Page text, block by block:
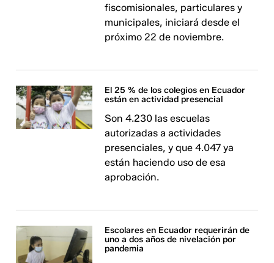
fiscomisionales, particulares y
municipales, iniciará desde el
próximo 22 de noviembre.
El 25 % de los colegios en Ecuador
están en actividad presencial
Son 4.230 las escuelas
autorizadas a actividades
presenciales, y que 4.047 ya
están haciendo uso de esa
aprobación.
Escolares en Ecuador requerirán de
uno a dos años de nivelación por
pandemia